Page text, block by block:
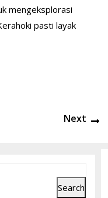
mengeksplorasi
pasti layak
Next
Search